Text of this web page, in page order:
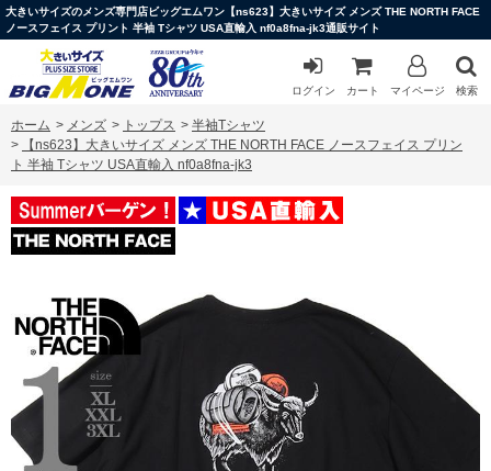
大きいサイズのメンズ専門店ビッグエムワン【ns623】大きいサイズ メンズ THE NORTH FACE
ノースフェイス プリント 半袖 Tシャツ USA直輸入 nf0a8fna-jk3通販サイト
ログイン カート マイページ 検索
ホーム > メンズ > トップス > 半袖Tシャツ
>
【ns623】大きいサイズ メンズ THE NORTH FACE ノースフェイス プリン
ト 半袖 Tシャツ USA直輸入 nf0a8fna-jk3